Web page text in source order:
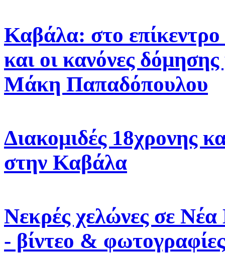
Καβάλα: στο επίκεντρο
και οι κανόνες
Μάκη Παπαδόπουλου
Διακομιδές 18χρονης
στην Καβάλα
Νεκρές χελώνες σε
- βίντεο & φωτογραφίες